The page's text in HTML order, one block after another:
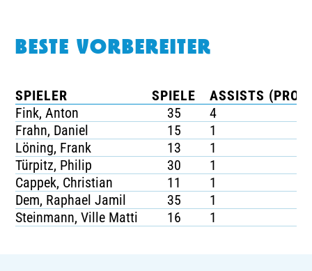
BESTE VORBEREITER
SPIELER SPIELE
ASSISTS (PRO
Fink, Anton
35
4
Frahn, Daniel
15
1
Löning, Frank
13
1
Türpitz, Philip
30
1
Cappek, Christian
11
1
Dem, Raphael Jamil
35
1
Steinmann, Ville Matti
16 1